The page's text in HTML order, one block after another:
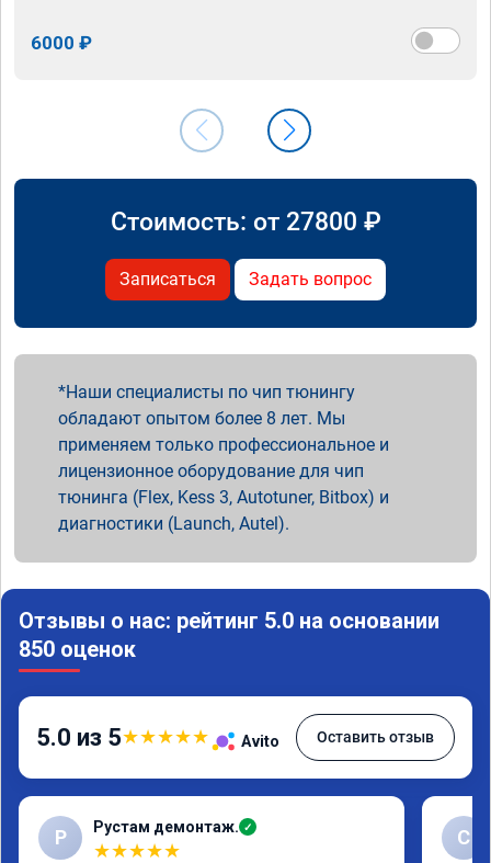
6000 ₽
Стоимость: от 27800 ₽
Записаться Задать вопрос
Наши специалисты по чип тюнингу
обладают опытом более 8 лет. Мы
применяем только профессиональное и
лицензионное оборудование для чип
тюнинга (Flex, Kess 3, Autotuner, Bitbox) и
диагностики (Launch, Autel).
Отзывы о нас: рейтинг 5.0 на основании
850 оценок
5.0 из 5★★★★★ Avito Оставить отзыв
Р Рустам демонтаж. ✓
★★★★★
С